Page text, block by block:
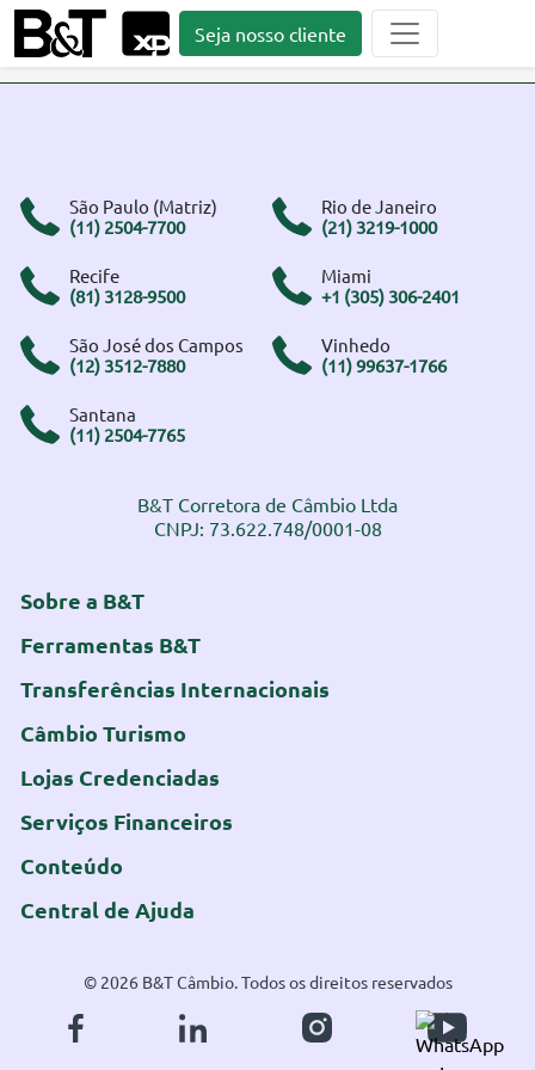
Seja nosso cliente
São Paulo (Matriz)
(11) 2504-7700
Rio de Janeiro
(21) 3219-1000
Recife
(81) 3128-9500
Miami
+1 (305) 306-2401
São José dos Campos
(12) 3512-7880
Vinhedo
(11) 99637-1766
Santana
(11) 2504-7765
B&T Corretora de Câmbio Ltda
CNPJ: 73.622.748/0001-08
Sobre a B&T
Ferramentas B&T
Transferências Internacionais
Câmbio Turismo
Lojas Credenciadas
Serviços Financeiros
Conteúdo
Central de Ajuda
© 2026 B&T Câmbio. Todos os direitos reservados